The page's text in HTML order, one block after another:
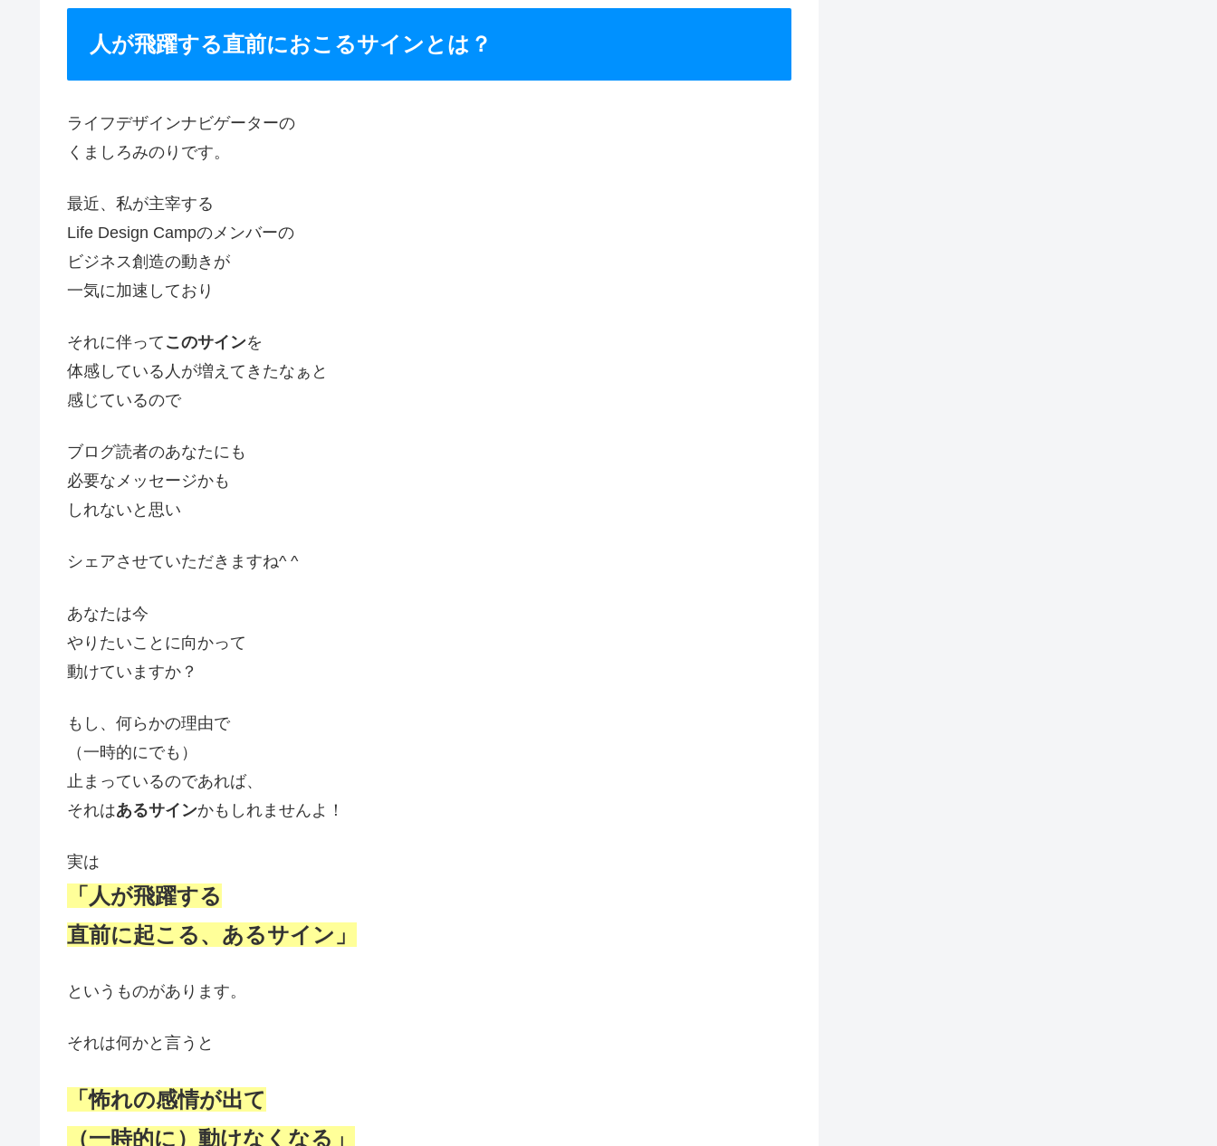
人が飛躍する直前におこるサインとは？
ライフデザインナビゲーターの
くましろみのりです。
最近、私が主宰する
Life Design Campのメンバーの
ビジネス創造の動きが
一気に加速しており
それに伴って このサインを
体感している人が増えてきたなぁと
感じているので
ブログ読者のあなたにも
必要なメッセージかも
しれないと思い
シェアさせていただきますね^ ^
あなたは今
やりたいことに向かって
動けていますか？
もし、何らかの理由で
（一時的にでも）
止まっているのであれば、
それはあるサインかもしれませんよ！
実は
「人が飛躍する
直前に起こる、 あるサイン」
というものがあります。
それは何かと言うと
「怖れの感情が出て
（一時的に）動けなくなる」